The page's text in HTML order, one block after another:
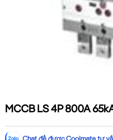
MCCB LS 4P 800A